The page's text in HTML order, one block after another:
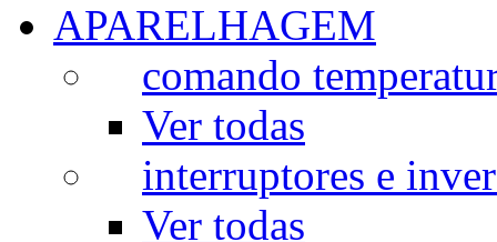
APARELHAGEM
comando
Ver todas
interruptores e
Ver todas